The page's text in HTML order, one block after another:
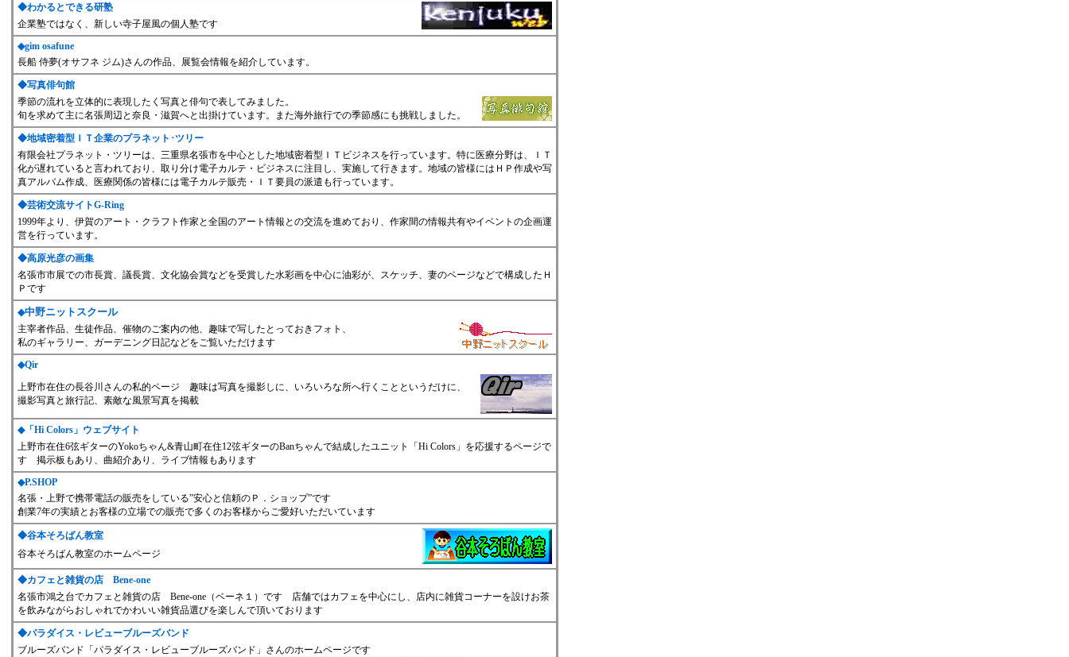
◆わかるとできる研塾
企業塾ではなく、新しい寺子屋風の個人塾です
◆gim osafune
長船 侍夢(オサフネ ジム)さんの作品、展覧会情報を紹介しています。
◆写真俳句館
季節の流れを立体的に表現したく写真と俳句で表してみました。
旬を求めて主に名張周辺と奈良・滋賀へと出掛けています。また海外旅行での季節感にも挑戦しました。
◆地域密着型ＩＴ企業のプラネット･ツリー
有限会社プラネット・ツリーは、三重県名張市を中心とした地域密着型ＩＴビジネスを行っています。特に医療分野は、ＩＴ
化が遅れていると言われており、取り分け電子カルテ・ビジネスに注目し、実施して行きます。地域の皆様にはＨＰ作成や写
真アルバム作成、医療関係の皆様には電子カルテ販売・ＩＴ要員の派遣も行っています。
◆芸術交流サイトG-Ring
1999年より、伊賀のアート・クラフト作家と全国のアート情報との交流を進めており、作家間の情報共有やイベントの企画運
営を行っています。
◆高原光彦の画集
名張市市展での市長賞、議長賞、文化協会賞などを受賞した水彩画を中心に油彩が、スケッチ、妻のページなどで構成したＨ
Ｐです
◆中野ニットスクール
主宰者作品、生徒作品、催物のご案内の他、趣味で写したとっておきフォト、
私のギャラリー、ガーデニング日記などをご覧いただけます
◆Qir
上野市在住の長谷川さんの私的ページ 趣味は写真を撮影しに、いろいろな所へ行くことというだけに、
撮影写真と旅行記、素敵な風景写真を掲載
◆「Hi Colors」ウェブサイト
上野市在住6弦ギターのYokoちゃん&青山町在住12弦ギターのBanちゃんで結成したユニット「Hi Colors」を応援するページで
す 掲示板もあり、曲紹介あり、ライブ情報もあります
◆P.SHOP
名張・上野で携帯電話の販売をしている”安心と信頼のＰ．ショップ”です
創業7年の実績とお客様の立場での販売で多くのお客様からご愛好いただいています
◆谷本そろばん教室
谷本そろばん教室のホームページ
◆カフェと雑貨の店 Bene-one
名張市鴻之台でカフェと雑貨の店 Bene-one（ベーネ１）です 店舗ではカフェを中心にし、店内に雑貨コーナーを設けお茶
を飲みながらおしゃれでかわいい雑貨品選びを楽しんで頂いております
◆パラダイス・レビューブルーズバンド
ブルーズバンド「パラダイス・レビューブルーズバンド」さんのホームページです